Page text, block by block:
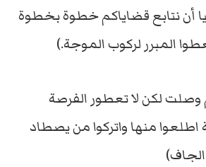
نتابع قضاياكم خطوة بخطوة
المبرر لركوب الموجة.)
وصلت لكن لا تعطور الفرصة
اطلعوا منها واتركوا من يصطاد